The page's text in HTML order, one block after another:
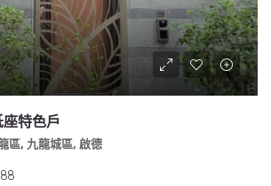
座特色戶
區, 九龍城區, 啟德